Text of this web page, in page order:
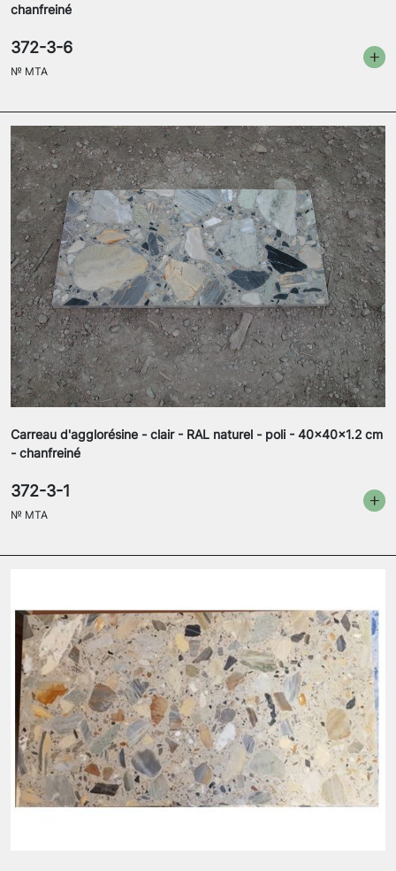
chanfreiné
372-3-6
№ MTA
Carreau d'agglorésine - clair - RAL naturel - poli - 40x40x1.2 cm
- chanfreiné
372-3-1
№ MTA